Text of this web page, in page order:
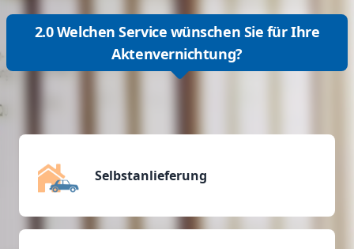
2.0 Welchen Service wünschen Sie für Ihre
Aktenvernichtung?
Selbstanlieferung